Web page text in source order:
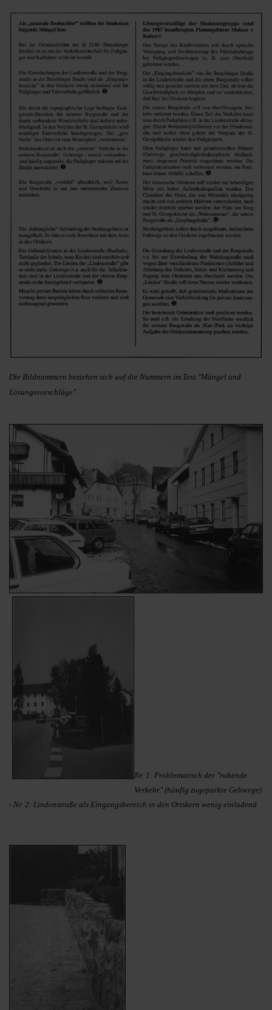
Die Bildnummern beziehen sich auf die Nummern im Text "Mängel und
Lösungsvorschläge".
Nr. 1: Problematisch der "ruhende
Verkehr" (häufig zugeparkte Gehwege)
- Nr. 2: Lindenstraße als Eingangsbereich in den Ortskern wenig einladend